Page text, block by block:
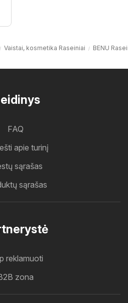
Vaistai, kosmetika Raseiniai BENU
FAQ
apie turinį
sąrašas
sąrašas
reklamuoti
zona